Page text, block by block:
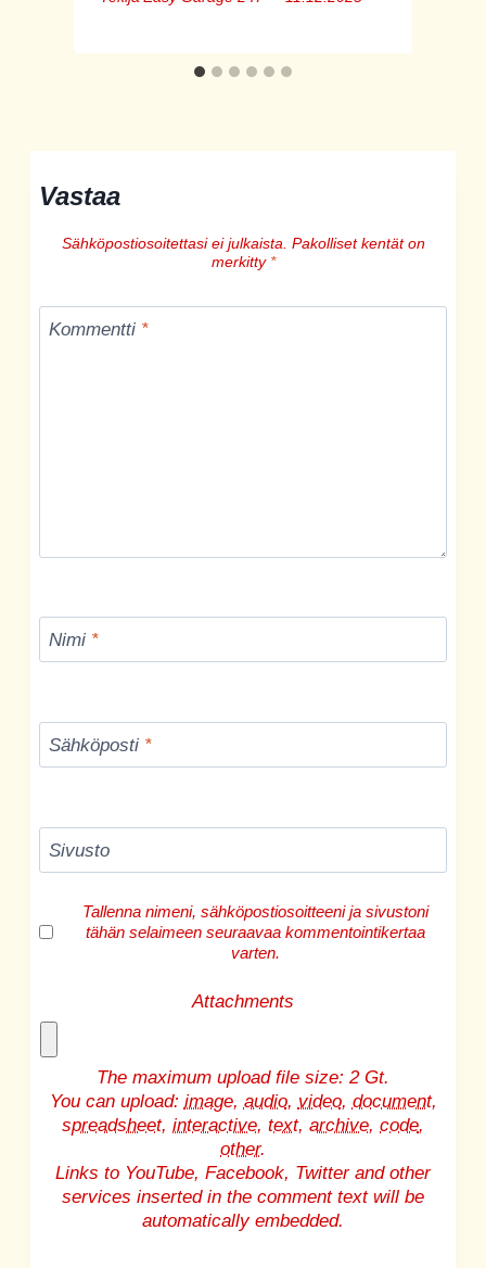
Vastaa
Sähköpostiosoitettasi ei julkaista. Pakolliset kentät on
merkitty *
Kommentti *
Nimi *
Sähköposti *
Sivusto
Tallenna nimeni, sähköpostiosoitteeni ja sivustoni
tähän selaimeen seuraavaa kommentointikertaa
varten.
Attachments
The maximum upload file size: 2 Gt.
You can upload: image, audio, video, document,
spreadsheet, interactive, text, archive, code,
other.
Links to YouTube, Facebook, Twitter and other
services inserted in the comment text will be
automatically embedded.